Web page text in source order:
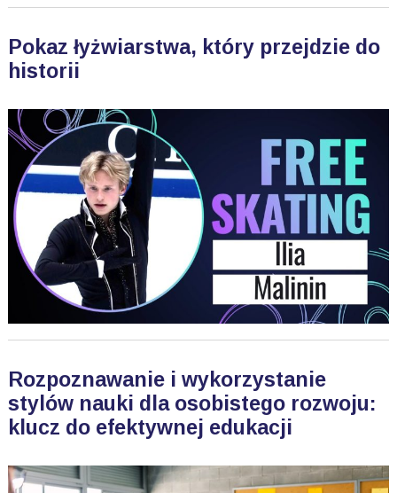
Pokaz łyżwiarstwa, który przejdzie do
historii
Rozpoznawanie i wykorzystanie
stylów nauki dla osobistego rozwoju:
klucz do efektywnej edukacji